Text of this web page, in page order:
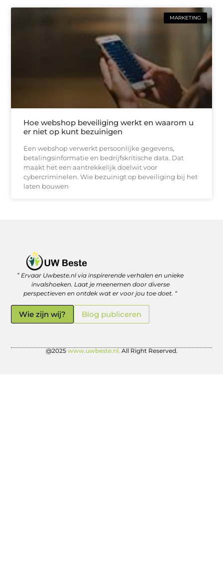
MARKETING
Hoe webshop beveiliging werkt en waarom u
er niet op kunt bezuinigen
Een webshop verwerkt persoonlijke gegevens,
betalingsinformatie en bedrijfskritische data. Dat
maakt het een aantrekkelijk doelwit voor
cybercriminelen. Wie bezuinigt op beveiliging bij het
laten bouwen
” Ervaar Uwbeste.nl via inspirerende verhalen en unieke
invalshoeken. Laat je meenemen door diverse
perspectieven en ontdek wat er voor jou toe doet. “
Wie zijn wij? Blog publiceren
@2025 www.uwbeste.nl. All Right Reserved.